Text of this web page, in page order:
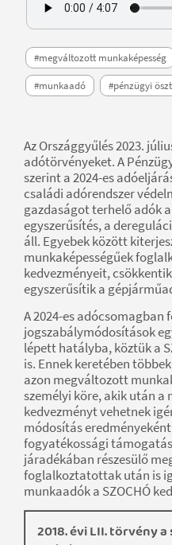
#megváltozott munkaképesség
#munkaadó #pénzügyi
Az Országgyűlés 2023.
adótörvényeket. A
szerint a 2024-es
családi adórendszer
gazdaságot terhelő adók
egyszerűsítés, a
áll. Egyebek között
munkaképességűek
kedvezményeit,
egyszerűsítik a
A 2024-es adócsomagban
jogszabálymódosítások
lépett hatályba, köztük a
is. Ennek keretében
azon megváltozott
személyi köre, akik után a
kedvezményt vehetnek
módosítás
fogyatékossági
járadékában részesülő
foglalkoztatottak után is
munkaadók a SZOCHÓ
2018. évi LII. törvény